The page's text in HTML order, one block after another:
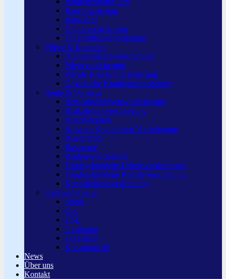
Baufinanzierung
Bausparen
Öltankversicherung
Feuerrohbauversicherung
Pflege & Krankheit
Krankenzusatzversicherung
Pflegeversicherung
Private Krankenversicherung
Gesetzliche Krankenversicherung
Rente & Vorsorge
Berufs­unfähigkeitsversicherung
Risikolebensversicherung
Altersvorsorge
Schwere Krankheiten Versicherung
Riesterrente
Basisrente
Rentenversicherung
Fondsgebundene Lebensversicherung
Fondsgebundene Rentenversicherung
Kapitallebensversicherung
Geld und Sparen
Strom
Gas
DSL
Girokonto
Tagesgeld
Konsumkredit
News
Über uns
Kontakt